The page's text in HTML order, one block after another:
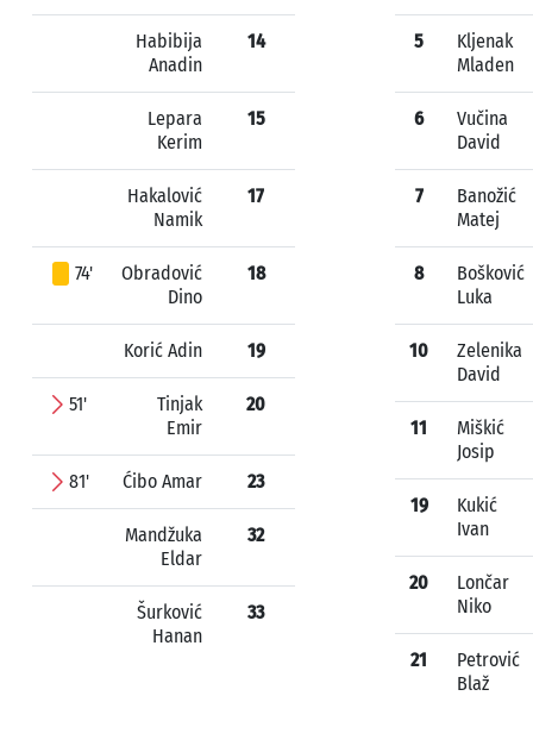
Habibija
Anadin
14
Lepara
Kerim
15
Hakalović
Namik
17
74'
Obradović
Dino
18
Korić Adin 19
51'
Tinjak
Emir
20
81' Ćibo Amar 23
Mandžuka
Eldar
32
Šurković
Hanan
33
5
Kljenak
Mladen
6
Vučina
David
7
Banožić
Matej
8
Bošković
Luka
10
Zelenika
David
11
Miškić
Josip
19
Kukić
Ivan
20
Lončar
Niko
21
Petrović
Blaž